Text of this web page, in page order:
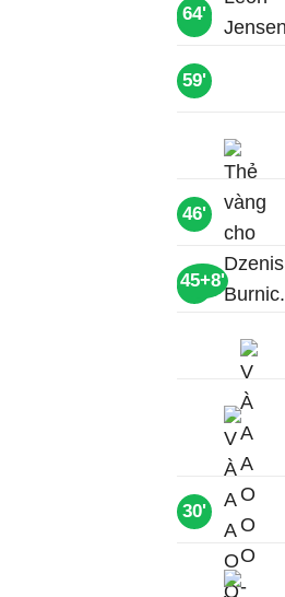
67'
64'
59'
51'
46'
45+8'
30'